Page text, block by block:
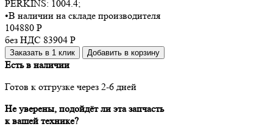
PERKINS: 1004.4;
•В наличии на складе производителя
104880 Р
без НДС 83904 Р
Заказать в 1 клик Добавить в корзину
Есть в наличии
Готов к отгрузке через 2-6 дней
Не уверены, подойдёт ли эта запчасть
к вашей технике?